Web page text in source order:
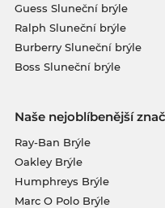
Guess Sluneční brýle
Ralph Sluneční brýle
Burberry Sluneční brýle
Boss Sluneční brýle
Naše nejoblíbenější
Ray-Ban Brýle
Oakley Brýle
Humphreys Brýle
Marc O Polo Brýle